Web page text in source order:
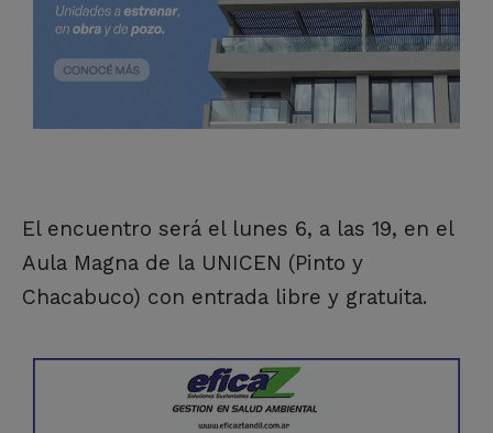
El encuentro será el lunes 6, a las 19, en el
Aula Magna de la UNICEN (Pinto y
Chacabuco) con entrada libre y gratuita.